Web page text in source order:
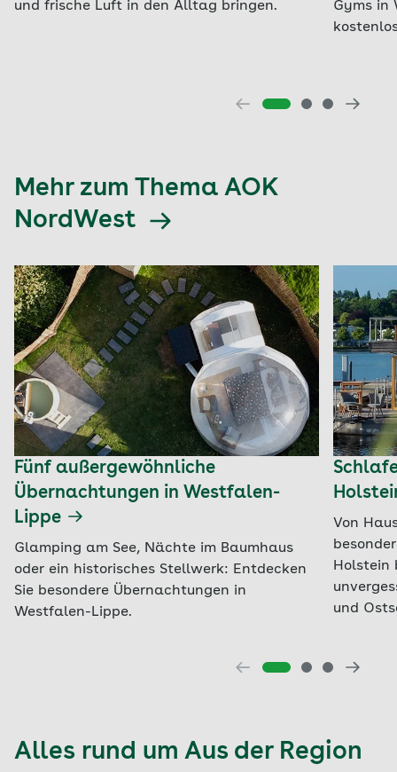
und frische Luft in den Alltag bringen.
Gyms in
Mehr zum Thema AOK
NordWest
Fünf außergewöhnliche
Übernachtungen in Westfalen-
Lippe
Glamping am See, Nächte im Baumhaus
oder ein historisches Stellwerk: Entdecken
Sie besondere Übernachtungen in
Westfalen-Lippe.
Von
Holstein
und
Alles rund um Aus der Region